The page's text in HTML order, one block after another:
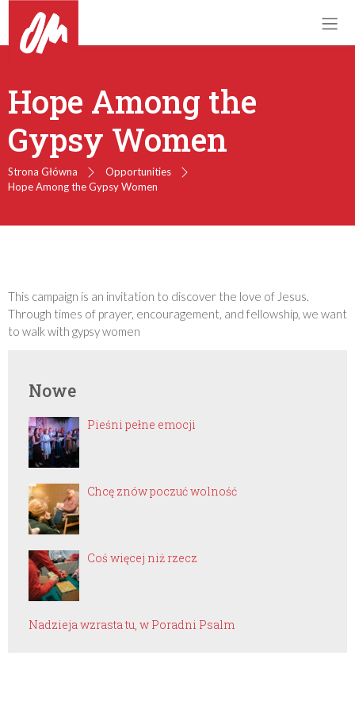
Hope Among the
Gypsy Women
Strona Główna
Opportunities
Hope Among the Gypsy Women
This campaign is an invitation to discover the love of Jesus.
Through times of prayer, encouragement, and fellowship, we want
to walk with gypsy women
Nowe
Pieśni pełne emocji
Chcę znów poczuć wolność
Coś więcej niż rzecz
Nadzieja wzrasta tu, w Poradni Psalm